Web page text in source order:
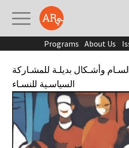
Programs About Us
وأشـكال بديلـة للمشـاركة
السياسـية للنسـاء